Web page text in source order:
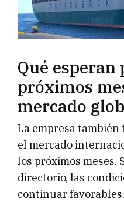
Qué esperan
próximos
mercado
La empresa también
el mercado
los próximos meses.
directorio, las
continuar favorables.